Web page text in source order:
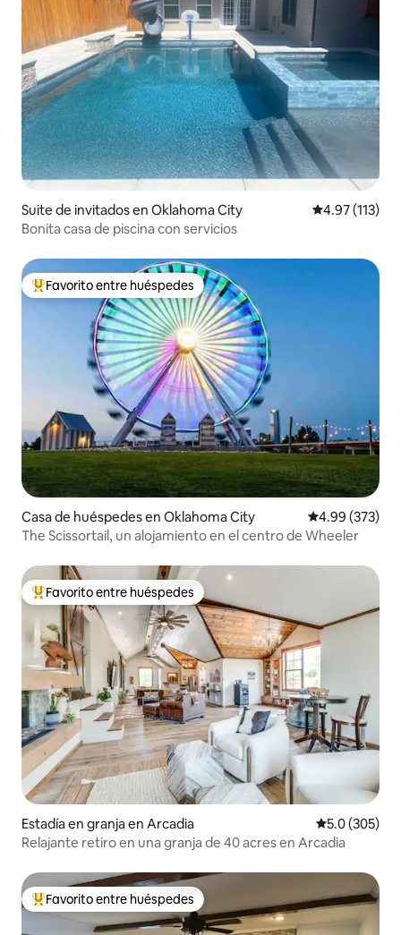
Suite de invitados en Oklahoma City Calificación
4.97 (113)
Bonita casa de piscina con servicios
Favorito entre huéspedes preferido
Favorito entre huéspedes
Casa de huéspedes en Oklahoma City Calificación
4.99 (373)
The Scissortail, un alojamiento en el centro de Wheeler
Favorito entre huéspedes preferido
Favorito entre huéspedes
Estadía en granja en Arcadia Calificación
5.0 (305)
Relajante retiro en una granja de 40 acres en Arcadia
Favorito entre huéspedes preferido
Favorito entre huéspedes